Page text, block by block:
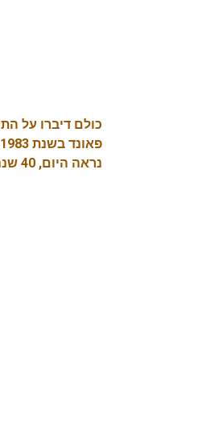
נראה היום, 40 שנה אחרי…